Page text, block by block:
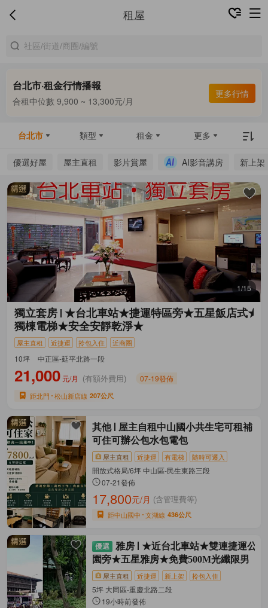
租屋
台北市·租金行情播報
合租中位數 9,900 ~ 13,300元/月
更多行情
台北市 類型 租金 更多
優選好屋 屋主直租 影片賞屋 AI影音講房 新上架
1/15
獨立套房 ★台北車站★捷運特區旁★五星飯店式★
獨棟電梯★安全安靜乾淨★
屋主直租 近捷運 拎包入住 近商圈
10坪 中正區-延平北路一段
21,000 元/月 (有額外費用) 07-19發佈
距北門 松山新店線 207公尺
其他
屋主自租中山國小共生宅可租補
可住可辦公包水包電包
屋主直租 近捷運 有電梯 隨時可遷入
開放式格局/6坪 中山區-民生東路三段
07-21發佈
17,800元/月 (含管理費等)
距中山國中 文湖線 436公尺
雅房
★近台北車站★雙連捷運公
園旁★五星雅房★免費500M光纖限男
屋主直租 近捷運 新上架 拎包入住
5坪 大同區-重慶北路二段
19小時前發佈